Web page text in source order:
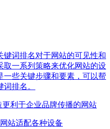
词排名对于网站的可见性和
取一系列策略来优化网站的设
一些关键步骤和要素，可以帮
排名。
利于企业品牌传播的网站
站适配各种设备